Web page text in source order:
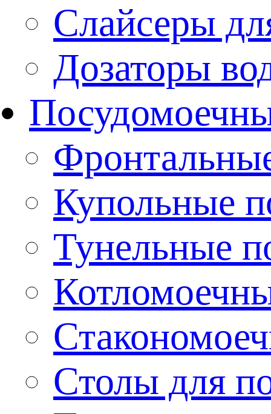
Слайсеры
Дозаторы
Купольные
Тунельные
Столы для